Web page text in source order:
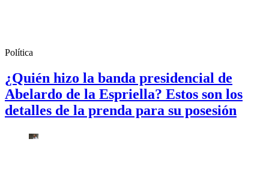
Política
¿Quién hizo la banda presidencial de
Abelardo de la Espriella? Estos son los
detalles de la prenda para su posesión